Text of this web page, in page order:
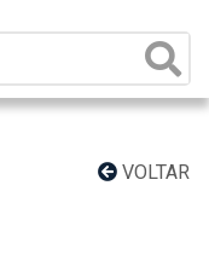
VOLTAR